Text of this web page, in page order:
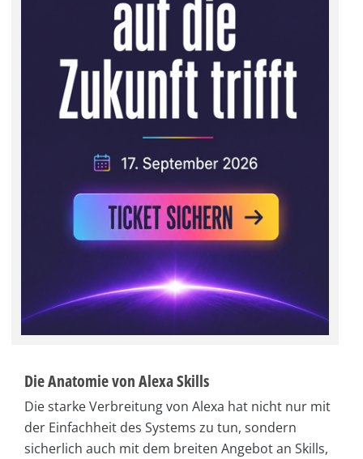
Die Anatomie von Alexa Skills
Die starke Verbreitung von Alexa hat nicht nur mit
der Einfachheit des Systems zu tun, sondern
sicherlich auch mit dem breiten Angebot an Skills,